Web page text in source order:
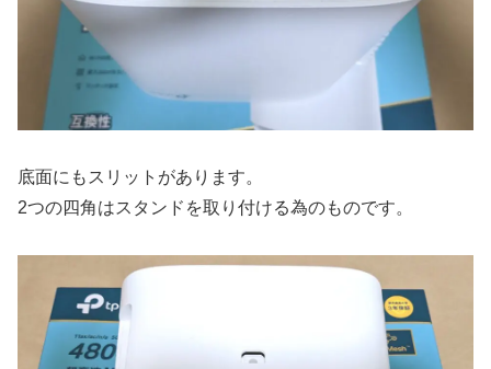
底面にもスリットがあります。
2つの四角はスタンドを取り付ける為のものです。